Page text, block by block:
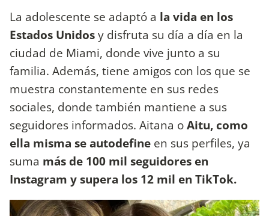
La adolescente se adaptó a la vida en los
Estados Unidosy disfruta su día a día en la
ciudad de Miami, donde vive junto a su
familia. Además, tiene amigos con los que se
muestra constantemente en sus redes
sociales, donde también mantiene a sus
seguidores informados. Aitana oAitu, como
ella misma se autodefine en sus perfiles, ya
suma más de 100 mil seguidores en
Instagram y supera los 12 mil en TikTok.